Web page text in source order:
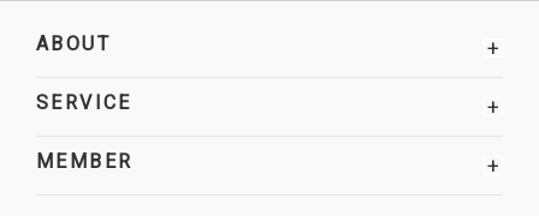
ABOUT +
SERVICE +
MEMBER +